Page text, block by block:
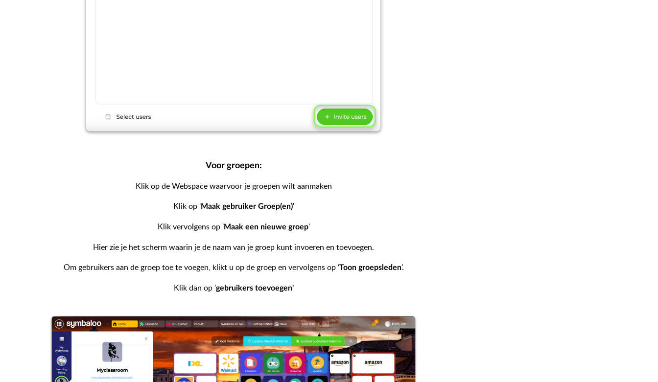
Voor groepen:
Klik op de Webspace waarvoor je groepen wilt aanmaken
Klik op 'Maak gebruiker Groep(en)'
Klik vervolgens op 'Maak een nieuwe groep'
Hier zie je het scherm waarin je de naam van je groep kunt invoeren en toevoegen.
Om gebruikers aan de groep toe te voegen, klikt u op de groep en vervolgens op ‘Toon groepsleden’.
Klik dan op 'gebruikers toevoegen'